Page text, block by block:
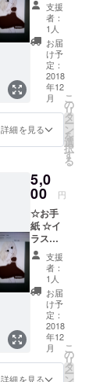
手描
き） ☆
ボイス
（ご支
援頂い
た方限
定ボイ
ス） イ
ラスト
は画像
をご参
考まで
ラスト
制作に
お時間
を頂
き、他2
つのリ
ターン
より遅
れる場
合があ
るの
だ。
支援
者：
1人
お届
け予
定：
2018
年12
月
詳細を見る
こ
の
リ
タ
ー
ン
を
選
択
す
る
5,0
00 円
☆お手
紙 ☆イ
ラスト
（僕の
手描
き） ☆
ボイス
（ご支
援頂い
た方限
定ボイ
ス） ☆
おまけ
動画 イ
支援
者：
1人
お届
け予
定：
2018
年12
月
詳細を見る
こ
の
リ
タ
ー
ン